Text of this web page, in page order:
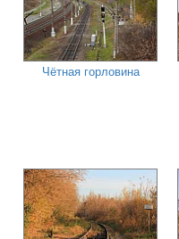
Чётная горловина